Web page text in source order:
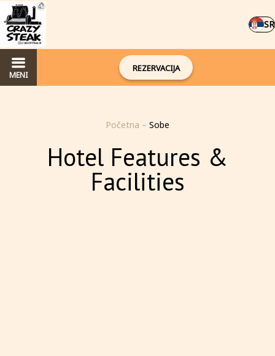
SR
MENI
REZERVACIJA
Početna – Sobe
Hotel Features &
Facilities